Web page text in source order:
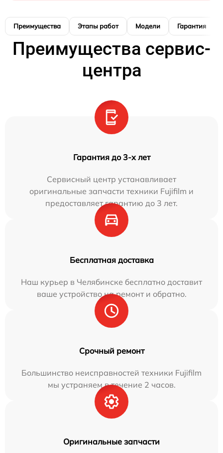
Преимущества Этапы работ Модели Гарантия
Преимущества сервис-
центра
Гарантия до 3-х лет
Сервисный центр устанавливает
оригинальные запчасти техники Fujifilm и
предоставляет гарантию до 3 лет.
Бесплатная доставка
Наш курьер в Челябинске бесплатно доставит
ваше устройство на ремонт и обратно.
Срочный ремонт
Большинство неисправностей техники Fujifilm
мы устраняем в течение 2 часов.
Оригинальные запчасти